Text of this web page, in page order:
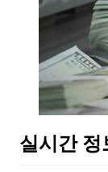
실시간 정